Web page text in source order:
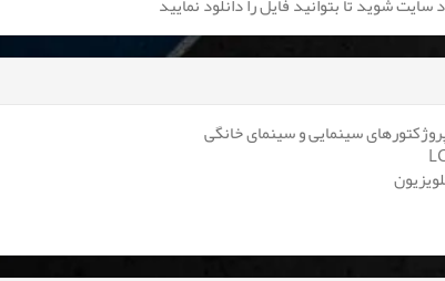
سینمایی و سینمای خانگی